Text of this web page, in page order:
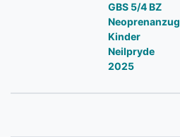
GBS 5/4 BZ
Neoprenanzug
Kinder
Neilpryde
2025